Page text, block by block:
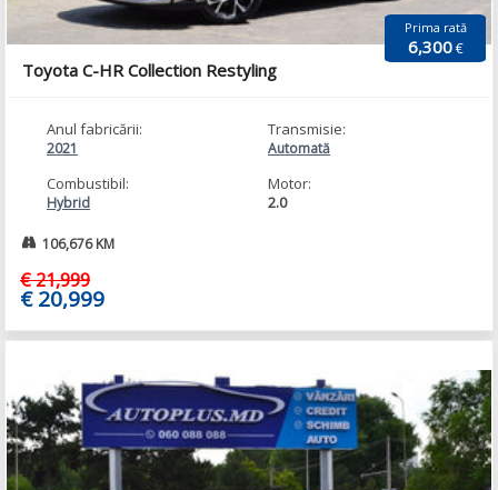
Prima rată
6,300€
Toyota C-HR Collection Restyling
Anul fabricării:
2021
Transmisie:
Automată
Combustibil:
Hybrid
Motor:
2.0
106,676 KM
€ 21,999
€ 20,999